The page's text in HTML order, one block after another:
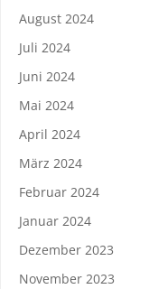
August 2024
Juli 2024
Juni 2024
Mai 2024
April 2024
März 2024
Februar 2024
Januar 2024
Dezember 2023
November 2023